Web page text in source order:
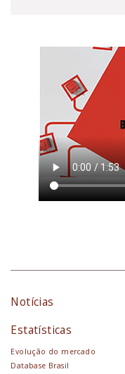
Notícias
Estatísticas
Evolução do mercado
Database Brasil